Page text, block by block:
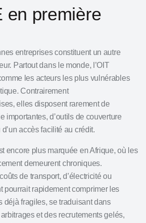
en première
entreprises constituent un autre
Partout dans le monde, l’OIT
les acteurs les plus vulnérables
Contrairement
elles disposent rarement de
importantes, d’outils de couverture
accès facilité au crédit.
encore plus marquée en Afrique, où les
demeurent chroniques.
de transport, d’électricité ou
pourrait rapidement comprimer les
déjà fragiles, se traduisant dans
et des recrutements gelés,